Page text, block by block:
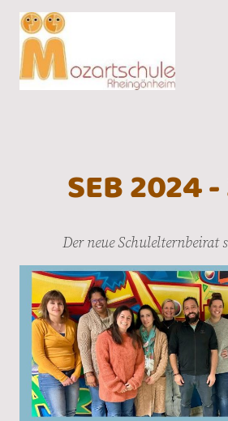
SEB 2024
Der neue Schulelternbeirat